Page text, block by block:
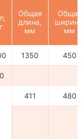
Общая
длина,
мм
Общая
ширина,
мм
1350 450
411 480